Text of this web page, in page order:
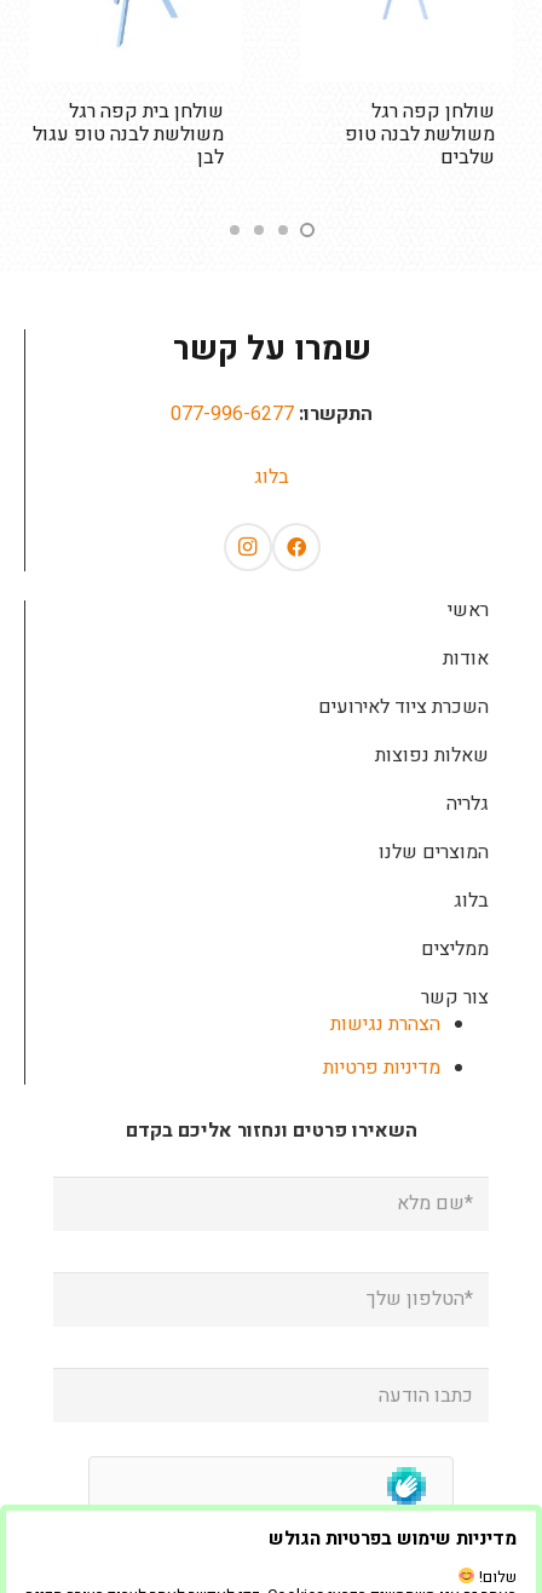
שולחן קפה רגל
משולשת לבנה טופ
שלבים
שולחן בית קפה רגל
משולשת לבנה טופ עגול
לבן
שמרו על קשר
התקשרו: 077-996-6277
בלוג
ראשי
אודות
השכרת ציוד לאירועים
שאלות נפוצות
גלריה
המוצרים שלנו
בלוג
ממליצים
צור קשר
הצהרת נגישות
מדיניות פרטיות
השאירו פרטים ונחזור אליכם בקדם
מדיניות שימוש בפרטיות הגולש
שלום!